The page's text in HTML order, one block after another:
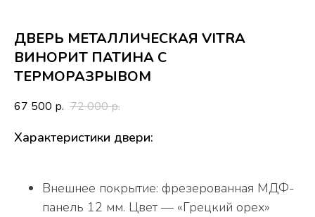
ДВЕРЬ МЕТАЛЛИЧЕСКАЯ VITRA
ВИНОРИТ ПАТИНА С
ТЕРМОРАЗРЫВОМ
67 500 р. 72 000р.
Характеристики двери:
Внешнее покрытие: фрезерованная МДФ-
панель 12 мм. Цвет — «Грецкий орех»